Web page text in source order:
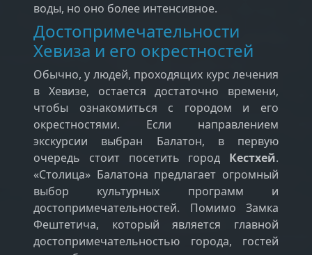
воды, но оно более интенсивное.
Достопримечательности
Хевиза и его окрестностей
Обычно, у людей, проходящих курс лечения
в Хевизе, остается достаточно времени,
чтобы ознакомиться с городом и его
окрестностями. Если направлением
экскурсии выбран Балатон, в первую
очередь стоит посетить город Кестхей.
«Столица» Балатона предлагает огромный
выбор культурных программ и
достопримечательностей. Помимо Замка
Фештетича, который является главной
достопримечательностью города, гостей